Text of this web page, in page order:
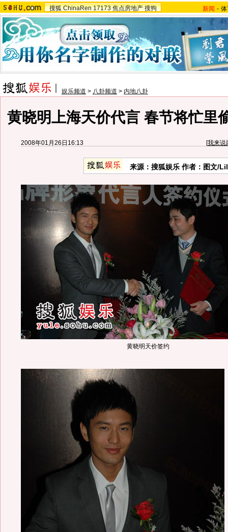
搜狐 ChinaRen 17173 焦点房地产 搜狗 新闻 -
娱乐频道 > 八卦频道 > 内地八卦
黄晓明上海天价代言 春节将忙里
2008年01月26日16:13 [我来说
来源：搜狐娱乐 作者：图文/
黄晓明天价签约